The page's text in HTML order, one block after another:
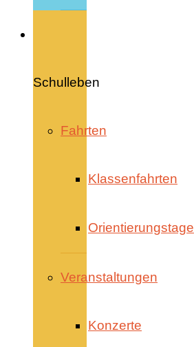
Schulleben
Fahrten
Klassenfahrten
Orientierungstage
Veranstaltungen
Konzerte